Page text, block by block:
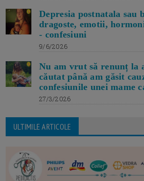
Depresia postnatala sau
dragoste, emotii,
- confesiuni
9/6/2026
Nu am vrut să renunț la
căutat până am găsit
confesiunile unei mame
27/3/2026
ULTIMILE ARTICOLE